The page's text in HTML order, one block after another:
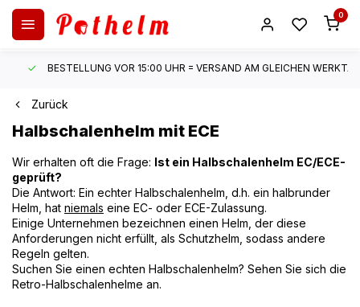
0
BESTELLUNG VOR 15:00 UHR = VERSAND AM GLEICHEN WERKTAG*
Zurück
Halbschalenhelm mit ECE
Wir erhalten oft die Frage: Ist ein Halbschalenhelm EC/ECE-
geprüft?
Die Antwort: Ein echter Halbschalenhelm, d.h. ein halbrunder
Helm, hat niemals eine EC- oder ECE-Zulassung.
Einige Unternehmen bezeichnen einen Helm, der diese
Anforderungen nicht erfüllt, als Schutzhelm, sodass andere
Regeln gelten.
Suchen Sie einen echten Halbschalenhelm? Sehen Sie sich die
Retro-Halbschalenhelme an.